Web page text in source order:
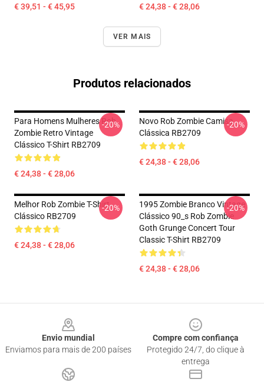
€ 39,51 - € 45,95 € 24,38 - € 28,06
VER MAIS
Produtos relacionados
Para Homens Mulheres Rob
Zombie Retro Vintage
Clássico T-Shirt RB2709
€ 24,38 - € 28,06
-20%
Novo Rob Zombie Camisa
Clássica RB2709
€ 24,38 - € 28,06
-20%
Melhor Rob Zombie T-Shirt
Clássico RB2709
€ 24,38 - € 28,06
-20%
1995 Zombie Branco Vintage
Clássico 90_s Rob Zombie
Goth Grunge Concert Tour
Classic T-Shirt RB2709
€ 24,38 - € 28,06
-20%
Envio mundial
Enviamos para mais de 200 países
Compre com confiança
Protegido 24/7, do clique à
entrega